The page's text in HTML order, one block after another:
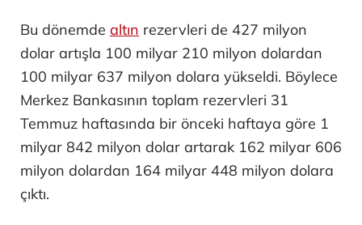
Bu dönemde altın rezervleri de 427 milyon
dolar artışla 100 milyar 210 milyon dolardan
100 milyar 637 milyon dolara yükseldi. Böylece
Merkez Bankasının toplam rezervleri 31
Temmuz haftasında bir önceki haftaya göre 1
milyar 842 milyon dolar artarak 162 milyar 606
milyon dolardan 164 milyar 448 milyon dolara
çıktı.